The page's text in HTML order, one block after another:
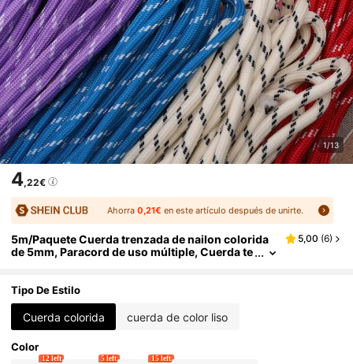
1/13
4,22€
Ahorra0,21€ en este artículo después de unirte.
5m/Paquete Cuerda trenzada de nailon colorida
de 5mm, Paracord de uso múltiple, Cuerda te
5,00 (6)
Tipo De Estilo
Cuerda colorida cuerda de color liso
Color
12 left 5 left 15 left